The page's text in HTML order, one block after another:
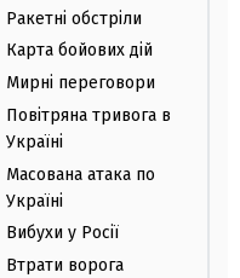
Ракетні обстріли
Карта бойових дій
Мирні переговори
Повітряна тривога в
Україні
Масована атака по
Україні
Вибухи у Росії
Втрати ворога